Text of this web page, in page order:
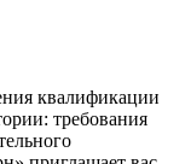
квалификации
требования